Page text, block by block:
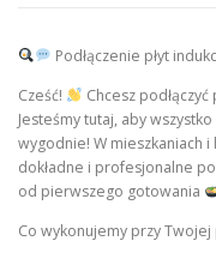
Podłączenie płyt
Cześć!
Chcesz podłączyć
Jesteśmy tutaj, aby
wygodnie! W mieszkaniach
dokładne i profesjonalne
od pierwszego gotowania
Co wykonujemy przy Twojej